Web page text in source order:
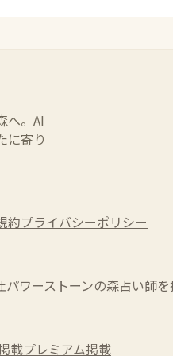
へ。AI
に寄り
約プライバシーポリシー
パワーストーンの森占い師
載プレミアム掲載